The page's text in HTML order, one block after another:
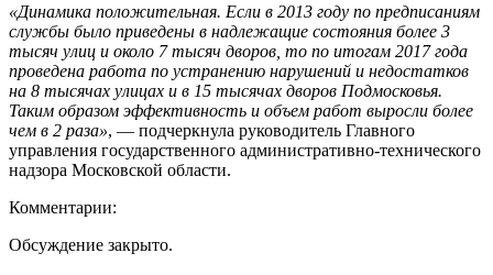
«Динамика положительная. Если в 2013 году по предписаниям
службы было приведены в надлежащие состояния более 3
тысяч улиц и около 7 тысяч дворов, то по итогам 2017 года
проведена работа по устранению нарушений и недостатков
на 8 тысячах улицах и в 15 тысячах дворов Подмосковья.
Таким образом эффективность и объем работ выросли более
чем в 2 раза», — подчеркнула руководитель Главного
управления государственного административно-технического
надзора Московской области.
Комментарии:
Обсуждение закрыто.